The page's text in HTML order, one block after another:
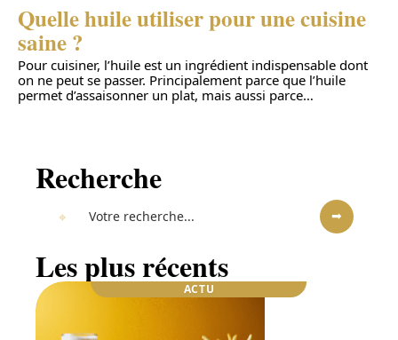
Quelle huile utiliser pour une cuisine
saine ?
Pour cuisiner, l’huile est un ingrédient indispensable dont
on ne peut se passer. Principalement parce que l’huile
permet d’assaisonner un plat, mais aussi parce…
Recherche
Les plus récents
ACTU